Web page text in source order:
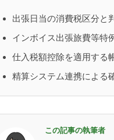
出張日当の消費税区分と
インボイス出張旅費等特
仕入税額控除を適用する
精算システム連携による
この記事の執筆者